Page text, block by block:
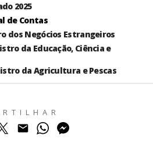
2025
de Contas
dos Negócios Estrangeiros
da Educação, Ciência e
da Agricultura e Pescas